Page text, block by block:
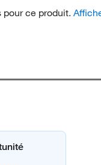
ce produit.